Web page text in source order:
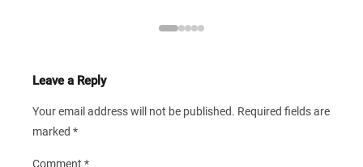
Leave a Reply
Your email address will not be published. Required fields are
marked *
Comment *